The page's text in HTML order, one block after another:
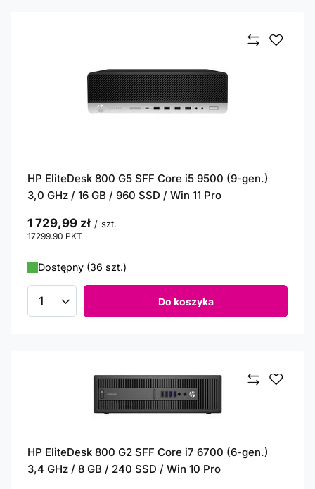
HP EliteDesk 800 G5 SFF Core i5 9500 (9-gen.)
3,0 GHz / 16 GB / 960 SSD / Win 11 Pro
1 729,99 zł / szt.
17299.90 PKT
Dostępny (36 szt.)
Ilość produktów Do koszyka
HP EliteDesk 800 G2 SFF Core i7 6700 (6-gen.)
3,4 GHz / 8 GB / 240 SSD / Win 10 Pro